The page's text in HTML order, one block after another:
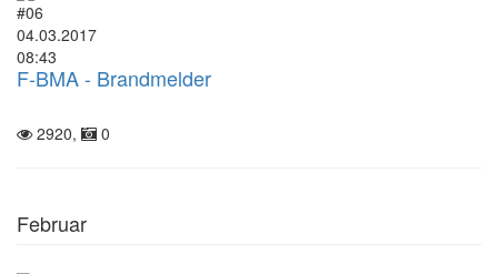
#06
04.03.2017
08:43
F-BMA - Brandmelder
2920, 0
Februar